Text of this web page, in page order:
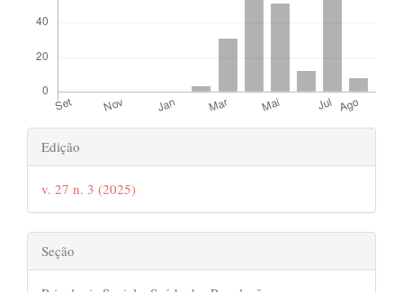
Detalhes
do
artigo
Edição
v. 27 n. 3 (2025)
Seção